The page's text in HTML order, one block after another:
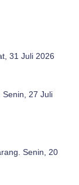
31 Juli 2026
Senin, 27 Juli
Senin, 20